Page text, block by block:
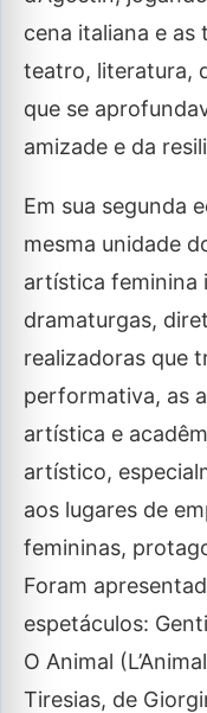
cena italiana e as
teatro, literatura,
que se
amizade e da
Em sua segunda
mesma unidade
artística feminina
dramaturgas,
realizadoras que
performativa, as
artística e
artístico,
aos lugares de
femininas,
Foram
espetáculos:
O Animal
Tiresias, de